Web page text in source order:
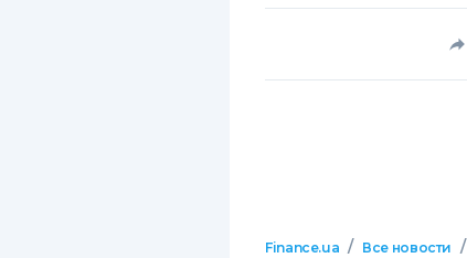
Finance.ua / Все новости /